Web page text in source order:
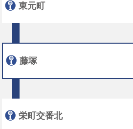
東元町
藤塚
栄町交番北